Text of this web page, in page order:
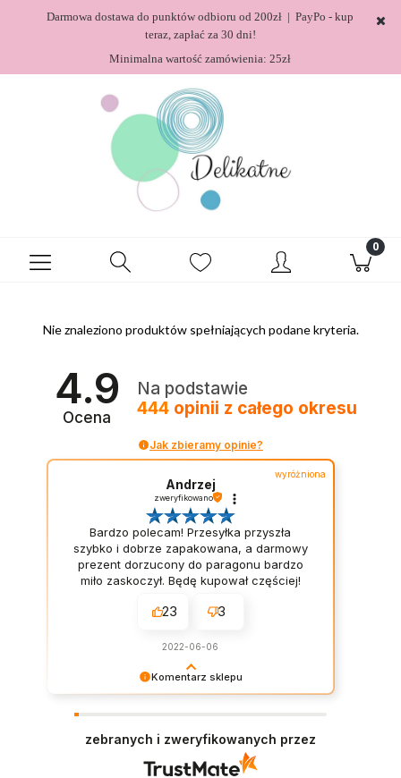
Darmowa dostawa do punktów odbioru od 200zł | PayPo - kup
teraz, zapłać za 30 dni!
Minimalna wartość zamówienia: 25zł
Nie znaleziono produktów spełniających podane kryteria.
4.9
Ocena
Na podstawie
444opinii z całego okresu
Jak zbieramy opinie?
Komentarz sklepu
wasza satysfakcja. Staramy się dorzucać drobne
próbki/gratisy do każdego zamówienia w
zależności od jego wartości. Mamy nadzieję - do
wyróżniona
Andrzej
zweryfikowano
Bardzo polecam! Przesyłka przyszła
szybko i dobrze zapakowana, a darmowy
prezent dorzucony do paragonu bardzo
miło zaskoczył. Będę kupował częściej!
23 3
2022-06-06
zebranych i zweryfikowanych przez